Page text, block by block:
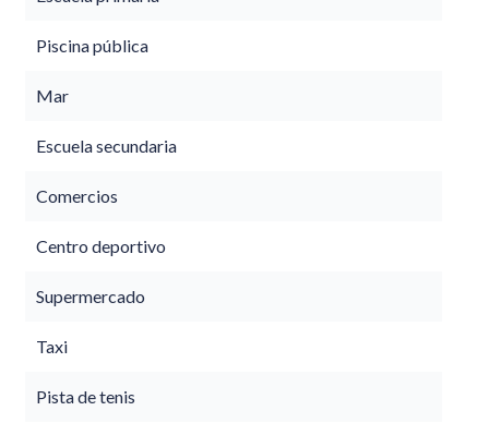
Piscina pública
Mar
Escuela secundaria
Comercios
Centro deportivo
Supermercado
Taxi
Pista de tenis